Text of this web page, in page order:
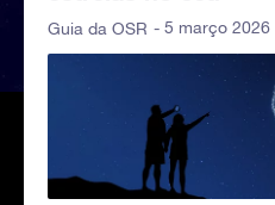
Guia da OSR - 5 março 2026